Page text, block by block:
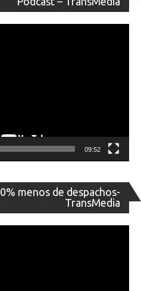
09:52
menos de despachos-
TransMedia
de